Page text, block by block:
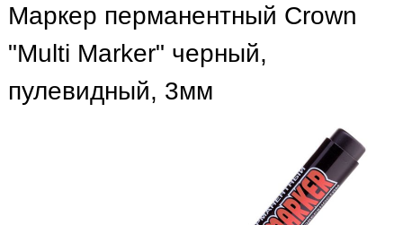
Маркер перманентный Crown
"Multi Marker" черный,
пулевидный, 3мм